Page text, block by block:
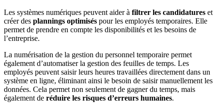
Les systèmes numériques peuvent aider à filtrer les candidatures et
créer des plannings optimisés pour les employés temporaires. Elle
permet de prendre en compte les disponibilités et les besoins de
l’entreprise.
La numérisation de la gestion du personnel temporaire permet
également d’automatiser la gestion des feuilles de temps. Les
employés peuvent saisir leurs heures travaillées directement dans un
système en ligne, éliminant ainsi le besoin de saisir manuellement les
données. Cela permet non seulement de gagner du temps, mais
également de réduire les risques d’erreurs humaines.